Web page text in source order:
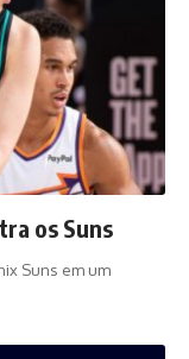
os Suns
Suns em um